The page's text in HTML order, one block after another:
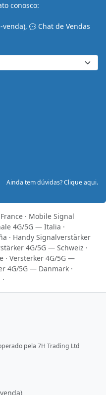
conosco:
venda), Chat de Vendas
Ainda tem dúvidas? Clique aqui.
· Mobile Signal
4G/5G — Italia ·
· Handy Signalverstärker
4G/5G — Schweiz ·
· Versterker 4G/5G —
4G/5G — Danmark ·
·
pela 7H Trading Ltd